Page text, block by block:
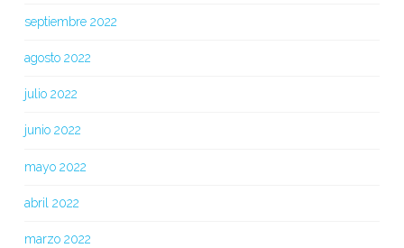
septiembre 2022
agosto 2022
julio 2022
junio 2022
mayo 2022
abril 2022
marzo 2022